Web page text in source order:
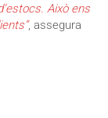
Això ens
, assegura